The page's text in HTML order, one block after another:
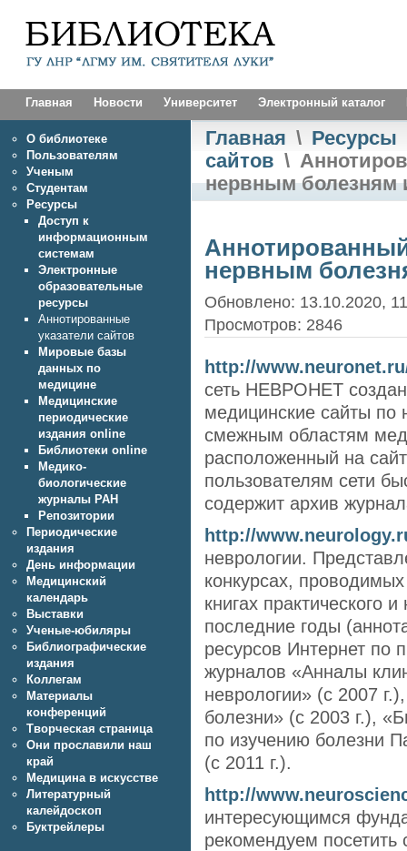
Главная Новости Университет Электронный каталог
Главная \ Ресурсы
сайтов \
нервным болезням
нервным
Обновлено: 13.10.2020,
Просмотров: 2846
http://
сеть НЕВРОНЕТ
медицинские сайты по
смежным областям
расположенный на
пользователям сети
содержит архив
http://
неврологии.
конкурсах,
книгах практического
последние годы
ресурсов Интернет по
журналов «Анналы
неврологии» (с 2007
болезни» (с 2003 г.),
по изучению болезни
(с 2011 г.).
http://
интересующимся
рекомендуем
О библиотеке
Пользователям
Ученым
Студентам
Ресурсы
Доступ к
информационным
системам
Электронные
образовательные
ресурсы
Аннотированные
указатели сайтов
Мировые базы
данных по
медицине
Медицинские
периодические
издания online
Библиотеки online
Медико-
биологические
журналы РАН
Репозитории
Периодические
издания
День информации
Медицинский
календарь
Выставки
Ученые-юбиляры
Библиографические
издания
Коллегам
Материалы
конференций
Творческая страница
Они прославили наш
край
Медицина в искусстве
Литературный
калейдоскоп
Буктрейлеры